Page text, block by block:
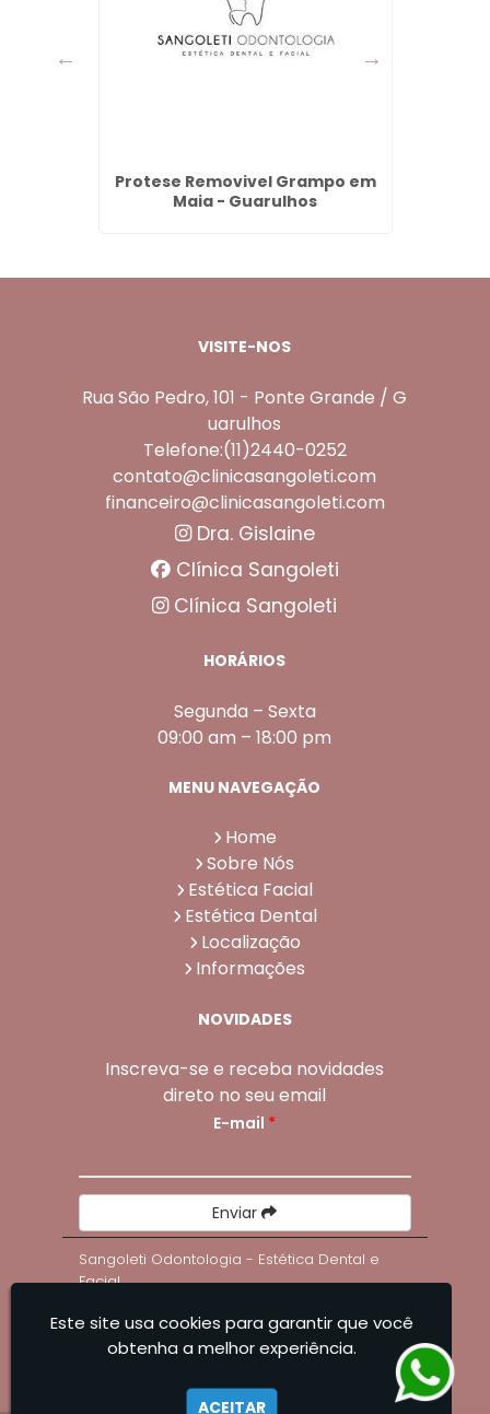
Protese Removivel Grampo em
Maia - Guarulhos
VISITE-NOS
Rua São Pedro, 101 - Ponte Grande / G
uarulhos
Telefone:(11)2440-0252
contato@clinicasangoleti.com
financeiro@clinicasangoleti.com
Dra. Gislaine
Clínica Sangoleti
Clínica Sangoleti
HORÁRIOS
Segunda – Sexta
09:00 am – 18:00 pm
MENU NAVEGAÇÃO
Home
Sobre Nós
Estética Facial
Estética Dental
Localização
Informações
NOVIDADES
Inscreva-se e receba novidades
direto no seu email
E-mail *
Enviar
Sangoleti Odontologia - Estética Dental e
Facial
Este site usa cookies para garantir que você
obtenha a melhor experiência.
ACEITAR